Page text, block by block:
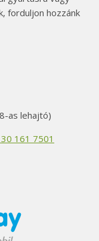
forduljon hozzánk
as lehajtó)
161 7501